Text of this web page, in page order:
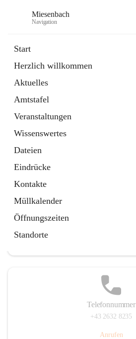
Miesenbach
Navigation
Start
Herzlich willkommen
Aktuelles
Amtstafel
Veranstaltungen
Wissenswertes
Dateien
Eindrücke
Kontakte
Müllkalender
Öffnungszeiten
Standorte
Externe Webseite
in
Tab
Region Schneebergland
Externe Webseite
öffnet
in
neuem
Tab
Telefonnummer
+43 2632 8235
Anrufen